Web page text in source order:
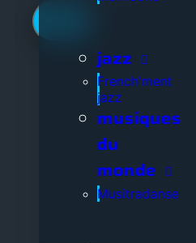
jazz
French'ment
jazz
musiques
du
monde
Musitradanse